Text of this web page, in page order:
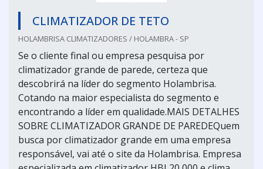
CLIMATIZADOR DE TETO
HOLAMBRISA CLIMATIZADORES / HOLAMBRA - SP
Se o cliente final ou empresa pesquisa por
climatizador grande de parede, certeza que
descobrirá na líder do segmento Holambrisa.
Cotando na maior especialista do segmento e
encontrando a líder em qualidade.MAIS DETALHES
SOBRE CLIMATIZADOR GRANDE DE PAREDEQuem
busca por climatizador grande em uma empresa
responsável, vai até o site da Holambrisa. Empresa